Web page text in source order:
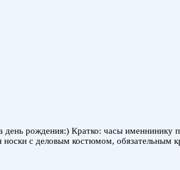
рождения:) Кратко: часы именнинику
носки с деловым костюмом, обязательным